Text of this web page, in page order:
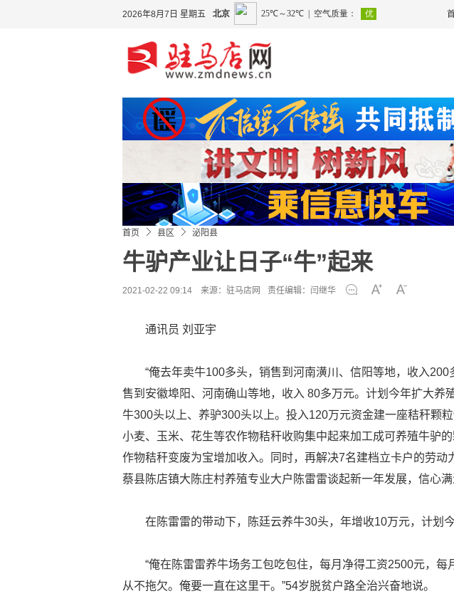
2026年8月7日 星期五
首页 县区 泌阳县
牛驴产业让日子“牛”起来
2021-02-22 09:14 来源： 驻马店网 责任编辑：闫继华
通讯员 刘亚宇
“俺去年卖牛100多头，销售到河南潢川、信阳等地，收入
售到安徽埠阳、河南确山等地，收入 80多万元。计划今年扩大养
牛300头以上、养驴300头以上。投入120万元资金建一座秸秆颗
小麦、玉米、花生等农作物秸秆收购集中起来加工成可养殖牛驴
作物秸秆变废为宝增加收入。同时，再解决7名建档立卡户的劳动
蔡县陈店镇大陈庄村养殖专业大户陈雷雷谈起新一年发展，信心满
在陈雷雷的带动下，陈廷云养牛30头，年增收10万元，计划
“俺在陈雷雷养牛场务工包吃包住，每月净得工资2500元，每
从不拖欠。俺要一直在这里干。”54岁脱贫户路全治兴奋地说。